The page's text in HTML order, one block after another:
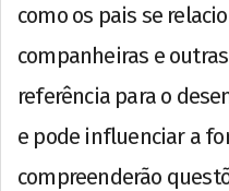
como os pais se
companheiras e
referência para o
e pode influenciar a
compreenderão